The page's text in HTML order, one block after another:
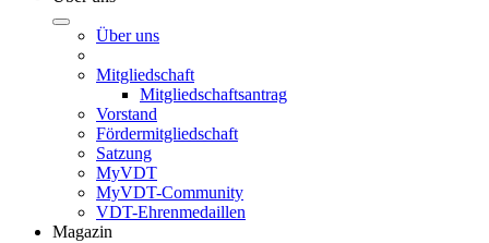
Über uns
Mitgliedschaft
Mitgliedschaftsantrag
Vorstand
Fördermitgliedschaft
Satzung
MyVDT
MyVDT-Community
VDT-Ehrenmedaillen
Magazin